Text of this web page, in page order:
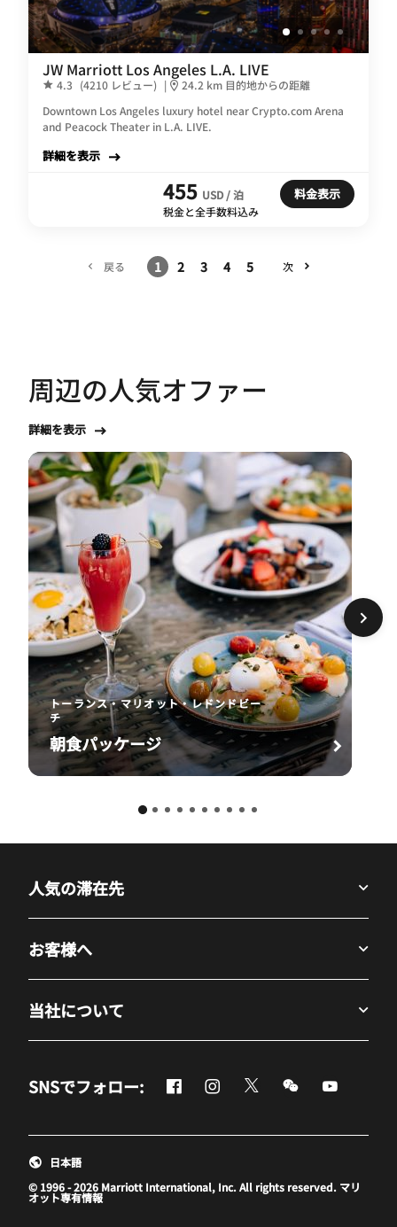
JW Marriott Los Angeles L.A. LIVE
4.3 (4210 レビュー) |
24.2 km 目的地からの距離
Downtown Los Angeles luxury hotel near Crypto.com Arena
and Peacock Theater in L.A. LIVE.
詳細を表示
455 USD / 泊
税金と全手数料込み
料金表示
戻る 1 2 3 4 5 次
周辺の人気オファー
詳細を表示
トーランス・マリオット・レドンドビー
チ
朝食パッケージ
人気の滞在先
お客様へ
当社について
SNSでフォロー: Facebook
新しいウィンドウで開く
Instagram
新しいウィンドウで開く
Twitter
新しいウィンドウで開
Messenger
新しいウィンド
新しいウ
© 1996 - 2026 Marriott International, Inc. All rights reserved. マリ
オット専有情報
日本語